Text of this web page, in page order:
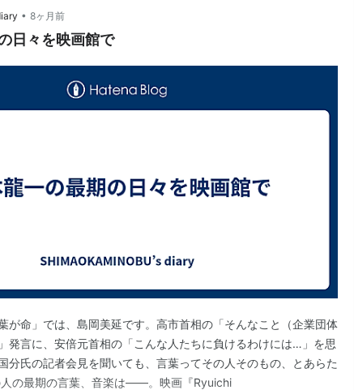
• 8ヶ月前
日々を映画館で
が命」では、島岡美延です。高市首相の「そんなこと（企業団体
発言に、安倍元首相の「こんな人たちに負けるわけには…」を思
分氏の記者会見を聞いても、言葉ってその人そのもの、とあらた
の最期の言葉、音楽は――。映画『Ryuichi